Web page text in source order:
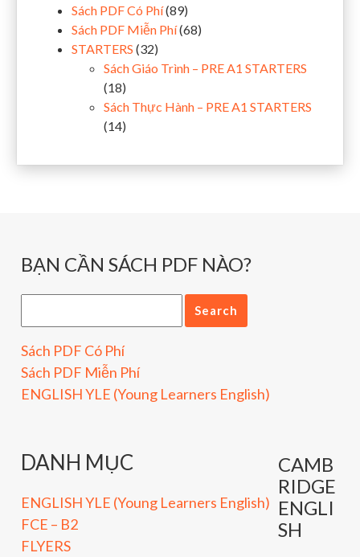
Sách PDF Có Phí(89)
Sách PDF Miễn Phí(68)
STARTERS (32)
Sách Giáo Trình – PRE A1 STARTERS
(18)
Sách Thực Hành – PRE A1 STARTERS
(14)
BẠN CẦN SÁCH PDF NÀO?
Sách PDF Có Phí
Sách PDF Miễn Phí
ENGLISH YLE (Young Learners English)
DANH MỤC
ENGLISH YLE (Young Learners English)
FCE – B2
FLYERS
CAMB
RIDGE
ENGLI
SH